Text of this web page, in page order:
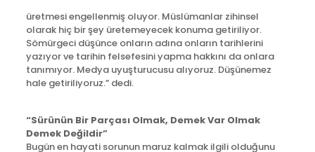
üretmesi engellenmiş oluyor. Müslümanlar zihinsel
olarak hiç bir şey üretemeyecek konuma getiriliyor.
Sömürgeci düşünce onların adına onların tarihlerini
yazıyor ve tarihin felsefesini yapma hakkını da onlara
tanımıyor. Medya uyuşturucusu alıyoruz. Düşünemez
hale getiriliyoruz.” dedi.
“Sürünün Bir Parçası Olmak, Demek Var Olmak
Demek Değildir”
Bugün en hayati sorunun maruz kalmak ilgili olduğunu